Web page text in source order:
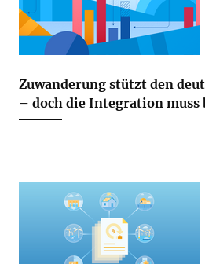
Zuwanderung stützt den
– doch die Integration muss